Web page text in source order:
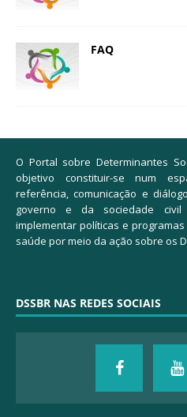
FAQ
O Portal sobre Determinantes
objetivo constituir-se num
referência, comunicação e
governo e da sociedade
implementar políticas e
saúde por meio da ação sobre os
DSSBR NAS REDES SOCIAIS